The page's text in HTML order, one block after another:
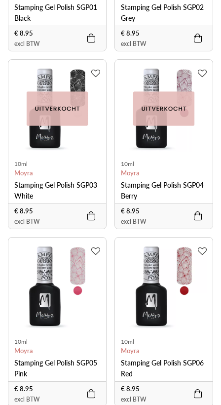
Stamping Gel Polish SGP01
Black
€ 8.95
excl BTW
Stamping Gel Polish SGP02
Grey
€ 8.95
excl BTW
10ml
Moyra
Stamping Gel Polish SGP03
White
€ 8.95
excl BTW
10ml
Moyra
Stamping Gel Polish SGP04
Berry
€ 8.95
excl BTW
10ml
Moyra
Stamping Gel Polish SGP05
Pink
€ 8.95
excl BTW
10ml
Moyra
Stamping Gel Polish SGP06
Red
€ 8.95
excl BTW